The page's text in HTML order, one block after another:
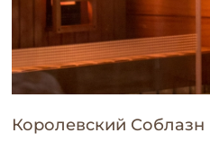
Королевский Соблазн